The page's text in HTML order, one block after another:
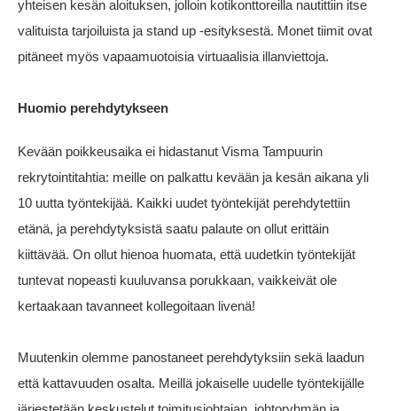
yhteisen kesän aloituksen, jolloin kotikonttoreilla nautittiin itse
valituista tarjoiluista ja stand up -esityksestä. Monet tiimit ovat
pitäneet myös vapaamuotoisia virtuaalisia illanviettoja.
Huomio perehdytykseen
Kevään poikkeusaika ei hidastanut Visma Tampuurin
rekrytointitahtia: meille on palkattu kevään ja kesän aikana yli
10 uutta työntekijää. Kaikki uudet työntekijät perehdytettiin
etänä, ja perehdytyksistä saatu palaute on ollut erittäin
kiittävää. On ollut hienoa huomata, että uudetkin työntekijät
tuntevat nopeasti kuuluvansa porukkaan, vaikkeivät ole
kertaakaan tavanneet kollegoitaan livenä!
Muutenkin olemme panostaneet perehdytyksiin sekä laadun
että kattavuuden osalta. Meillä jokaiselle uudelle työntekijälle